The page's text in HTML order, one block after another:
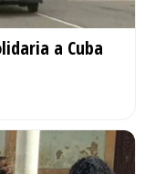
a Cuba